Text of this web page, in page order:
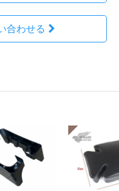
合わせる